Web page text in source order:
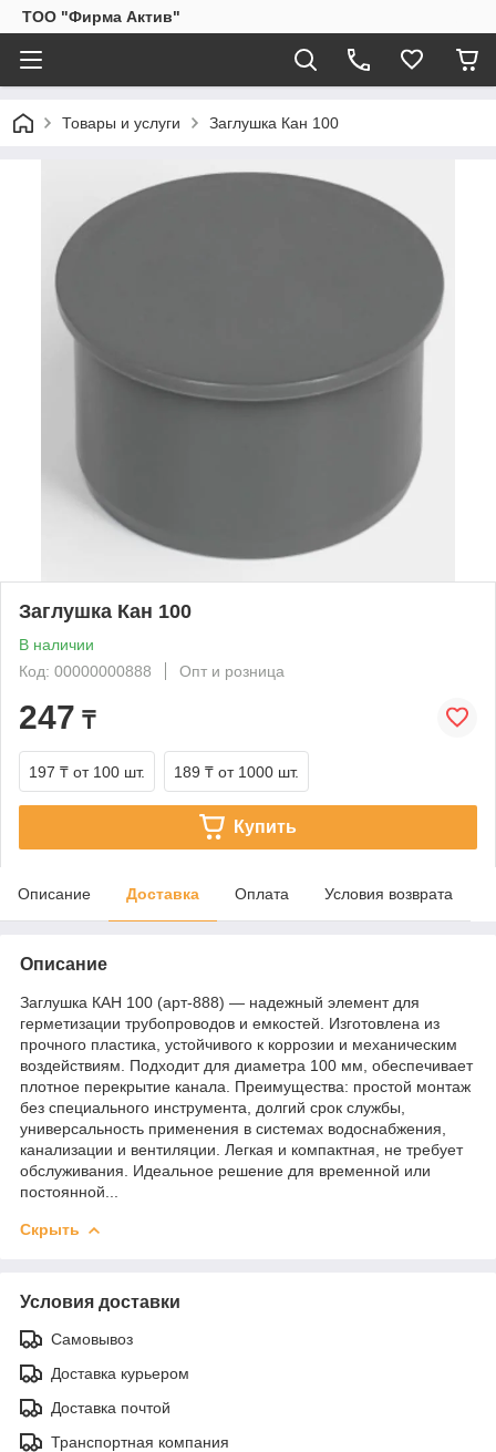
ТОО "Фирма Актив"
Товары и услуги Заглушка Кан 100
Заглушка Кан 100
В наличии
Код: 00000000888
Опт и розница
247 ₸
197 ₸ от 100 шт. 189 ₸ от 1000 шт.
Купить
Описание Доставка Оплата Условия возврата
Описание
Заглушка КАН 100 (арт-888) — надежный элемент для
герметизации трубопроводов и емкостей. Изготовлена из
прочного пластика, устойчивого к коррозии и механическим
воздействиям. Подходит для диаметра 100 мм, обеспечивает
плотное перекрытие канала. Преимущества: простой монтаж
без специального инструмента, долгий срок службы,
универсальность применения в системах водоснабжения,
канализации и вентиляции. Легкая и компактная, не требует
обслуживания. Идеальное решение для временной или
постоянной...
Скрыть
Условия доставки
Самовывоз
Доставка курьером
Доставка почтой
Транспортная компания